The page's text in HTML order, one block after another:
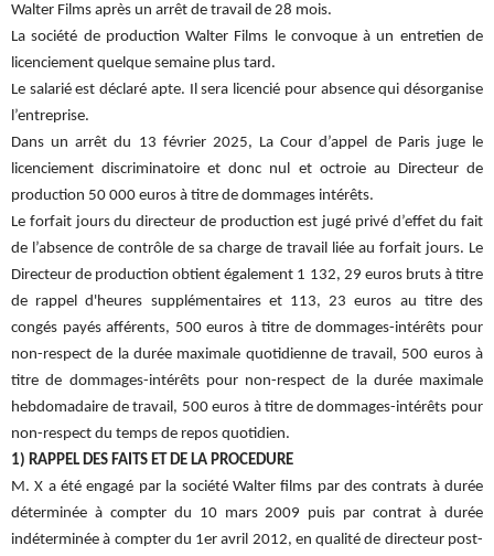
Walter Films après un arrêt de travail de 28 mois.
La société de production Walter Films le convoque à un entretien de
licenciement quelque semaine plus tard.
Le salarié est déclaré apte. Il sera licencié pour absence qui désorganise
l’entreprise.
Dans un arrêt du 13 février 2025, La Cour d’appel de Paris juge le
licenciement discriminatoire et donc nul et octroie au Directeur de
production 50 000 euros à titre de dommages intérêts.
Le forfait jours du directeur de production est jugé privé d’effet du fait
de l’absence de contrôle de sa charge de travail liée au forfait jours. Le
Directeur de production obtient également 1 132, 29 euros bruts à titre
de rappel d'heures supplémentaires et 113, 23 euros au titre des
congés payés afférents, 500 euros à titre de dommages-intérêts pour
non-respect de la durée maximale quotidienne de travail, 500 euros à
titre de dommages-intérêts pour non-respect de la durée maximale
hebdomadaire de travail, 500 euros à titre de dommages-intérêts pour
non-respect du temps de repos quotidien.
1) RAPPEL DES FAITS ET DE LA PROCEDURE
M. X a été engagé par la société Walter films par des contrats à durée
déterminée à compter du 10 mars 2009 puis par contrat à durée
indéterminée à compter du 1er avril 2012, en qualité de directeur post-